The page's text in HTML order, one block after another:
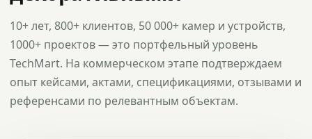
10+ лет, 800+ клиентов, 50 000+ камер и устройств,
1000+ проектов — это портфельный уровень
TechMart. На коммерческом этапе подтверждаем
опыт кейсами, актами, спецификациями, отзывами и
референсами по релевантным объектам.